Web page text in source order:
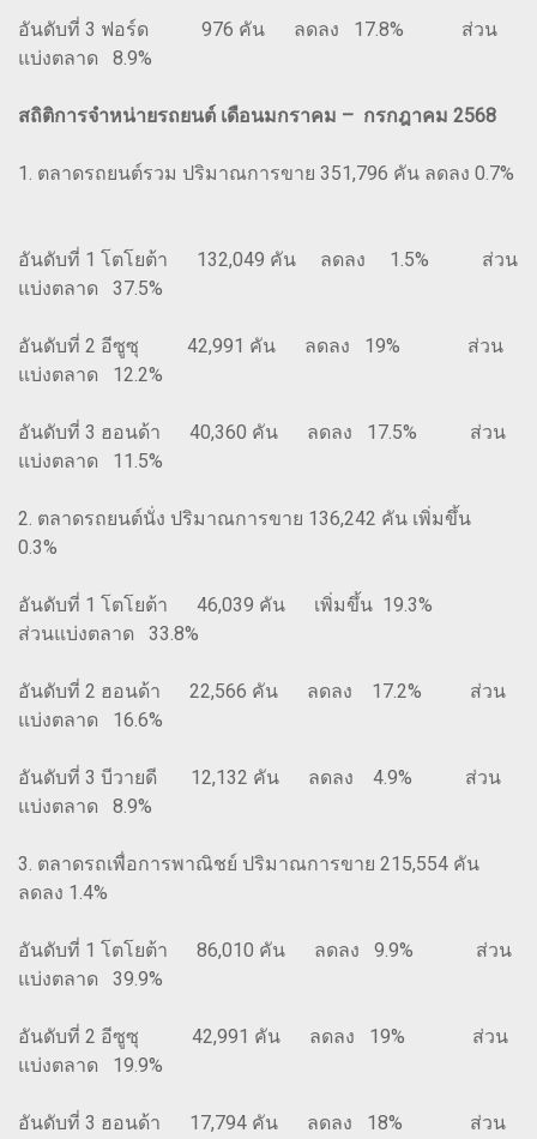
อันดับที่ 3 ฟอร์ด 976 คัน ลดลง 17.8% ส่วน
แบ่งตลาด 8.9%
สถิติการจำหน่ายรถยนต์ เดือนมกราคม – กรกฎาคม 2568
1. ตลาดรถยนต์รวม ปริมาณการขาย 351,796 คัน ลดลง 0.7%
อันดับที่ 1 โตโยต้า 132,049 คัน ลดลง 1.5% ส่วน
แบ่งตลาด 37.5%
อันดับที่ 2 อีซูซุ 42,991 คัน ลดลง 19% ส่วน
แบ่งตลาด 12.2%
อันดับที่ 3 ฮอนด้า 40,360 คัน ลดลง 17.5% ส่วน
แบ่งตลาด 11.5%
2. ตลาดรถยนต์นั่ง ปริมาณการขาย 136,242 คัน เพิ่มขึ้น
0.3%
อันดับที่ 1 โตโยต้า 46,039 คัน เพิ่มขึ้น 19.3%
ส่วนแบ่งตลาด 33.8%
อันดับที่ 2 ฮอนด้า 22,566 คัน ลดลง 17.2% ส่วน
แบ่งตลาด 16.6%
อันดับที่ 3 บีวายดี 12,132 คัน ลดลง 4.9% ส่วน
แบ่งตลาด 8.9%
3. ตลาดรถเพื่อการพาณิชย์ ปริมาณการขาย 215,554 คัน
ลดลง 1.4%
อันดับที่ 1 โตโยต้า 86,010 คัน ลดลง 9.9% ส่วน
แบ่งตลาด 39.9%
อันดับที่ 2 อีซูซุ 42,991 คัน ลดลง 19% ส่วน
แบ่งตลาด 19.9%
อันดับที่ 3 ฮอนด้า 17,794 คัน ลดลง 18% ส่วน